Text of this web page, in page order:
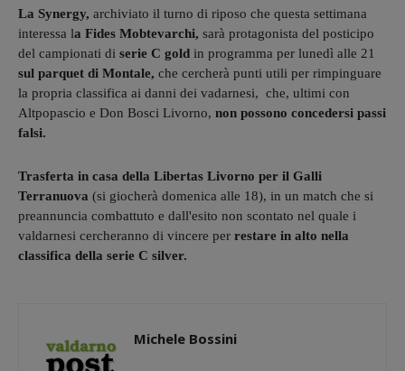
La Synergy, archiviato il turno di riposo che questa settimana
interessa la Fides Mobtevarchi, sarà protagonista del posticipo
del campionati di serie C gold in programma per lunedì alle 21
sul parquet di Montale, che cercherà punti utili per rimpinguare
la propria classifica ai danni dei vadarnesi, che, ultimi con
Altpopascio e Don Bosci Livorno, non possono concedersi passi
falsi.
Trasferta in casa della Libertas Livorno per il Galli
Terranuova (si giocherà domenica alle 18), in un match che si
preannuncia combattuto e dall'esito non scontato nel quale i
valdarnesi cercheranno di vincere per restare in alto nella
classifica della serie C silver.
Michele Bossini